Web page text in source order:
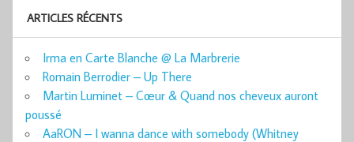
ARTICLES RÉCENTS
Irma en Carte Blanche @ La Marbrerie
Romain Berrodier – Up There
Martin Luminet – Cœur & Quand nos cheveux auront
poussé
AaRON – I wanna dance with somebody (Whitney